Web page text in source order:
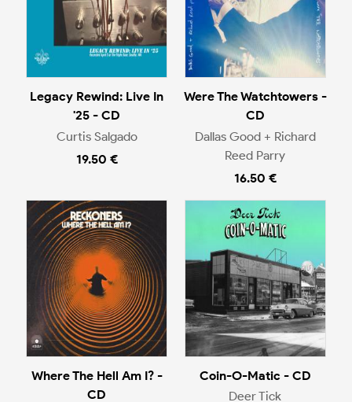
Legacy Rewind: Live In
'25 - CD
Curtis Salgado
19.50 €
Were The Watchtowers -
CD
Dallas Good + Richard
Reed Parry
16.50 €
Where The Hell Am I? -
CD
Coin-O-Matic - CD
Deer Tick